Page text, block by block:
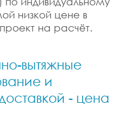
низкой цене в
на расчёт.
вытяжные
и
- цена